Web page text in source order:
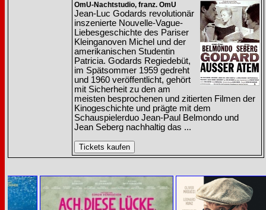
OmU-Nachtstudio, franz. OmU
Jean-Luc Godards revolutionär
inszenierte Nouvelle-Vague-
Liebesgeschichte des Pariser
Kleinganoven Michel und der
amerikanischen Studentin
Patricia. Godards Regiedebüt,
im Spätsommer 1959 gedreht
und 1960 veröffentlicht, gehört
mit Sicherheit zu den am
meisten besprochenen und zitierten Filmen der
Kinogeschichte und prägte mit dem
Schauspielerduo Jean-Paul Belmondo und
Jean Seberg nachhaltig das ...